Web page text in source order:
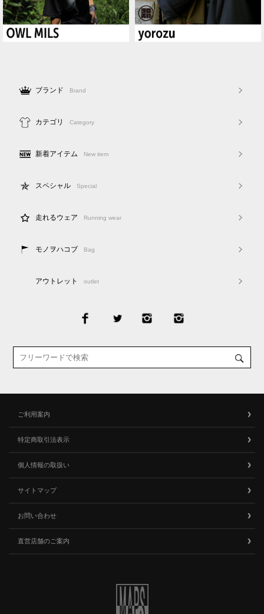
ブランド Brand
カテゴリ Category
新着アイテム New item
スペシャル Special
走れるウェア Running wear
モノヲハコブ Bag
アウトレット outlet
ご利用案内
特定商取引法表示
個人情報の取扱い
サイトマップ
お問い合わせ
直営店舗のご案内